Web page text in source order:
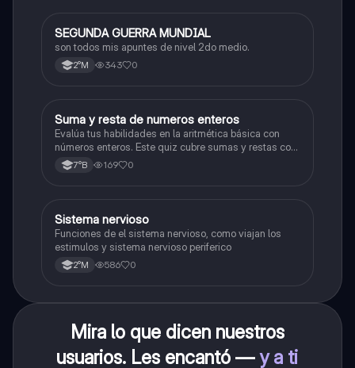
Historia
SEGUNDA GUERRA MUNDIAL
son todos mis apuntes de nivel 2do medio.
2°M 343 0
SMatemáticas
Suma y resta de numeros enteros
Evalúa tus habilidades en la aritmética básica con
números enteros. Este quiz cubre sumas y restas con
números positivos y negativos.
7°B 169 0
SBiología
Sistema nervioso
Funciones de el sistema nervioso, como viajan los
estimulos y sistema nervioso periferico
2°M 586 0
Mira lo que dicen nuestros
usuarios. Les encantó —y a ti